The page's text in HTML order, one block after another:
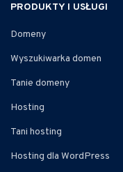
PRODUKTY I USŁUGI
Domeny
Wyszukiwarka domen
Tanie domeny
Hosting
Tani hosting
Hosting dla WordPress